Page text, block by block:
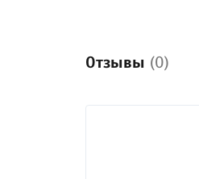
Отзывы (0)